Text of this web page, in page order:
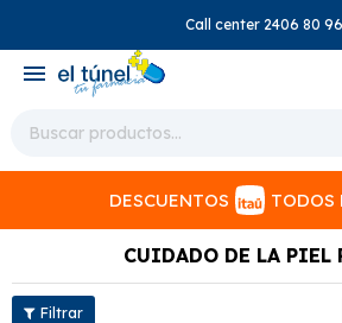
Call center 2406 80
menu
DESCUENTOS TODOS
CUIDADO DE LA PIEL
close